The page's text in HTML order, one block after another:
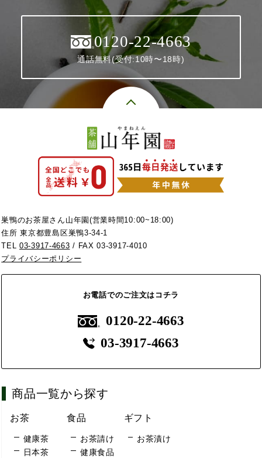
0120-22-4663
通話無料(受付:10時〜18時)
巣鴨のお茶屋さん山年園(営業時間10:00~18:00)
住所 東京都豊島区巣鴨3-34-1
TEL03-3917-4663 / FAX 03-3917-4010
プライバシーポリシー
お電話でのご注文はコチラ
0120-22-4663
03-3917-4663
商品一覧から探す
お茶
健康茶
日本茶
食品
お茶請け
健康食品
ギフト
お茶漬け